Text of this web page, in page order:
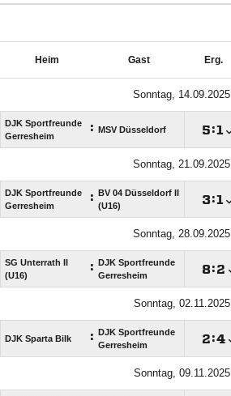
Heim Gast Erg.
Sonntag, 14.09.2025
DJK Sportfreunde
Gerresheim
: MSV Düsseldorf :
Sonntag, 21.09.2025
DJK Sportfreunde
Gerresheim
:
BV 04 Düsseldorf II
(U16)
:
Sonntag, 28.09.2025
SG Unterrath II
(U16)
:
DJK Sportfreunde
Gerresheim
:
Sonntag, 02.11.2025
DJK Sparta Bilk :
DJK Sportfreunde
Gerresheim
:
Sonntag, 09.11.2025